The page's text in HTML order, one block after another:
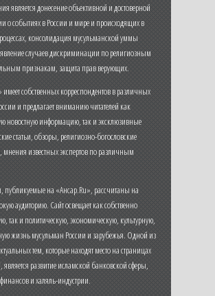
является донесение объективной и достоверной
о событиях в России и мире и происходящих в
консолидация мусульманской уммы
случаев дискриминации по религиозным
признакам, защита прав верующих.
имеет собственных корреспондентов в различных
и предлагает вниманию читателей как
новостную информацию, так и эксклюзивные
статьи, обзоры, религиозно-богословские
мнения известных экспертов по различным
публикуемые на «Ансар.Ru», рассчитаны на
аудиторию. Сайт освещает как собственно
так и политическую, экономическую, культурную,
жизнь мусульман России и зарубежья. Одной из
тем, которые находят место на страницах
развитие исламской банковской сферы,
и халяль-индустрии.